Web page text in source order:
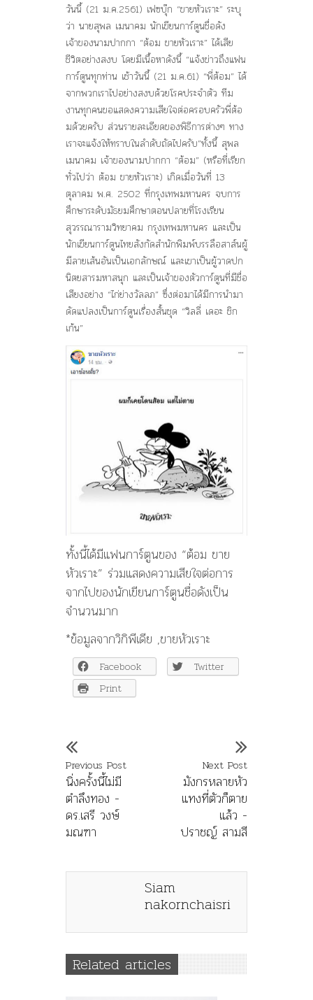
วันนี้ (21 ม.ค.2561) เฟซบุ๊ก “ขายหัวเราะ” ระบุ
ว่า นายสุพล เมนาคม นักเขียนการ์ตูนชื่อดัง
เจ้าของนามปากกา “ต้อม ขายหัวเราะ” ได้เสีย
ชีวิตอย่างสงบ โดยมีเนื้อหาดังนี้ “แจ้งข่าวถึงแฟน
การ์ตูนทุกท่าน เช้าวันนี้ (21 ม.ค.61) “พี่ต้อม” ได้
จากพวกเราไปอย่างสงบด้วยโรคประจำตัว ทีม
งานทุกคนขอแสดงความเสียใจต่อครอบครัวพี่ต้อ
มด้วยครับ ส่วนรายละเอียดของพิธีการต่างๆ ทาง
เราจะแจ้งให้ทราบในลำดับถัดไปครับ”ทั้งนี้ สุพล
เมนาคม เจ้าของนามปากกา “ต้อม” (หรือที่เรียก
ทั่วไปว่า ต้อม ขายหัวเราะ) เกิดเมื่อวันที่ 13
ตุลาคม พ.ศ. 2502 ที่กรุงเทพมหานคร จบการ
ศึกษาระดับมัธยมศึกษาตอนปลายที่โรงเรียน
สุวรรณารามวิทยาคม กรุงเทพมหานคร และเป็น
นักเขียนการ์ตูนไทยสังกัดสำนักพิมพ์บรรลือสาส์นผู้
มีลายเส้นอันเป็นเอกลักษณ์ และเขาเป็นผู้วาดปก
นิตยสารมหาสนุก และเป็นเจ้าของตัวการ์ตูนที่มีชื่อ
เสียงอย่าง “ไก่ย่างวัลลภ” ซึ่งต่อมาได้มีการนำมา
ดัดแปลงเป็นการ์ตูนเรื่องสั้นชุด “วิลลี่ เดอะ ชิก
เก้น”
ทั้งนี้ได้มีแฟนการ์ตูนของ “ต้อม ขาย
หัวเราะ” ร่วมแสดงความเสียใจต่อการ
จากไปของนักเขียนการ์ตูนชื่อดังเป็น
จำนวนมาก
*ข้อมูลจากวิกิพีเดีย ,ขายหัวเราะ
Facebook
Twitter
Print
Previous Post
นิ่งครั้งนี้ไม่มี
ตำลึงทอง -
ดร.เสรี วงษ์
มณฑา
Next Post
มังกรหลายหัว
แทงที่ตัวก็ตาย
แล้ว -
ปราชญ์ สามสี
Siam
nakornchaisri
Related articles